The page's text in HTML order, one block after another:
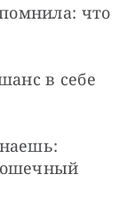
что
в себе